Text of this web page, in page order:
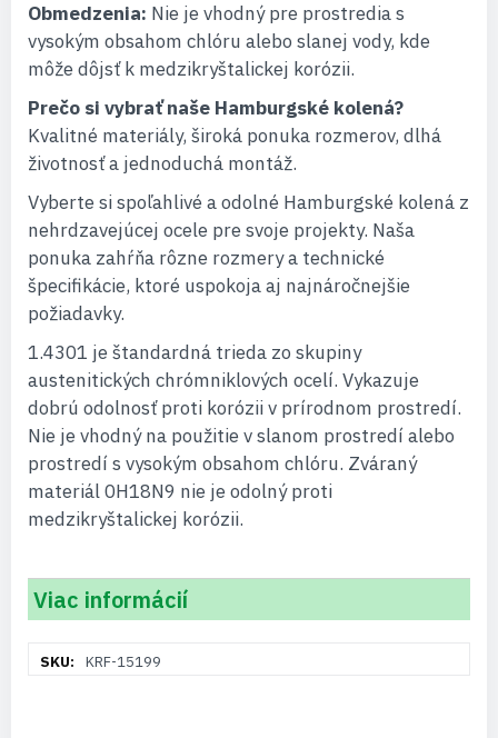
Obmedzenia: Nie je vhodný pre prostredia s
vysokým obsahom chlóru alebo slanej vody, kde
môže dôjsť k medzikryštalickej korózii.
Prečo si vybrať naše Hamburgské kolená?
Kvalitné materiály, široká ponuka rozmerov, dlhá
životnosť a jednoduchá montáž.
Vyberte si spoľahlivé a odolné Hamburgské kolená z
nehrdzavejúcej ocele pre svoje projekty. Naša
ponuka zahŕňa rôzne rozmery a technické
špecifikácie, ktoré uspokoja aj najnáročnejšie
požiadavky.
1.4301 je štandardná trieda zo skupiny
austenitických chrómniklových ocelí. Vykazuje
dobrú odolnosť proti korózii v prírodnom prostredí.
Nie je vhodný na použitie v slanom prostredí alebo
prostredí s vysokým obsahom chlóru. Zváraný
materiál 0H18N9 nie je odolný proti
medzikryštalickej korózii.
Viac informácií
informáciíKRF-15199